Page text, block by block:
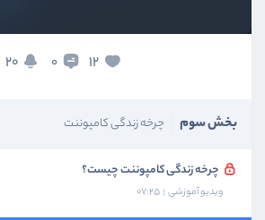
12
0
20 کامپوننت‌های پیش فرض
بخش سوم چرخه زندگی کامپوننت
چرخه زندگی کامپوننت چیست؟
ویدیو آموزشی 07:25